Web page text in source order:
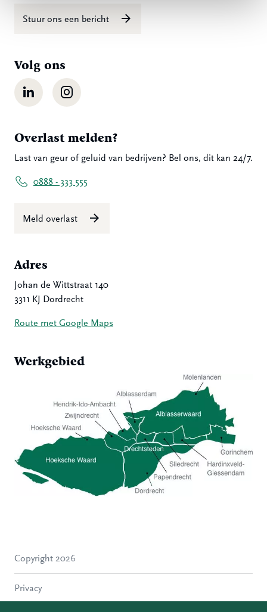
Stuur ons een bericht
Volg ons
LinkedIn Instagram
Overlast melden?
Last van geur of geluid van bedrijven? Bel ons, dit kan 24/7.
0888 - 333 555
Meld overlast
Adres
Johan de Wittstraat 140
3311 KJ Dordrecht
Route met Google Maps
Werkgebied
Molenlanden
Papendrecht
Copyright 2026
Privacy